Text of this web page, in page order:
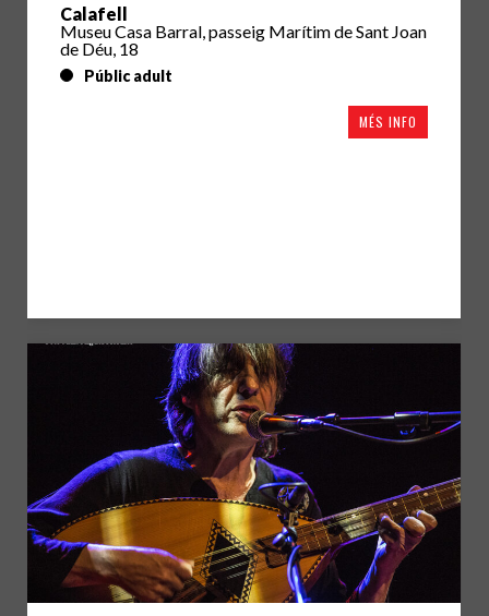
Calafell
Museu Casa Barral, passeig Marítim de Sant Joan
de Déu, 18
Públic adult
MÉS INFO